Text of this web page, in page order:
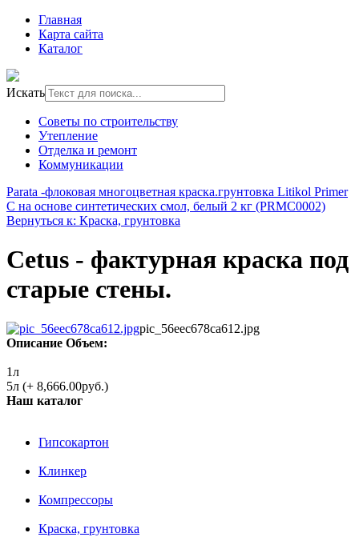
Главная
Карта сайта
Каталог
Искать
Советы по строительству
Утепление
Отделка и ремонт
Коммуникации
Parata -флоковая многоцветная краска.грунтовка Litikol Primer
C на основе синтетических смол, белый 2 кг (PRMC0002)
Вернуться к: Краска, грунтовка
Cetus - фактурная краска под
старые стены.
pic_56eec678ca612.jpg
Описание Объем:
1л
5л (+ 8,666.00руб.)
Наш каталог
Гипсокартон
Клинкер
Компрессоры
Краска, грунтовка